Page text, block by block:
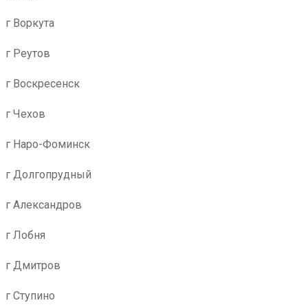
г Воркута
г Реутов
г Воскресенск
г Чехов
г Наро-Фоминск
г Долгопрудный
г Александров
г Лобня
г Дмитров
г Ступино